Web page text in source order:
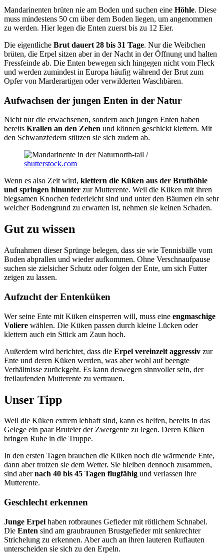
Mandarinenten brüten nie am Boden und suchen eine Höhle. Diese
muss mindestens 50 cm über dem Boden liegen, um angenommen
zu werden. Hier legen die Enten zuerst bis zu 12 Eier.
Die eigentliche Brut dauert 28 bis 31 Tage. Nur die Weibchen
brüten, die Erpel sitzen aber in der Nacht in der Öffnung und halten
Fressfeinde ab. Die Enten bewegen sich hingegen nicht vom Fleck
und werden zumindest in Europa häufig während der Brut zum
Opfer von Marderartigen oder verwilderten Waschbären.
Aufwachsen der jungen Enten in der Natur
Nicht nur die erwachsenen, sondern auch jungen Enten haben
bereits Krallen an den Zehen und können geschickt klettern. Mit
den Schwanzfedern stützen sie sich zudem ab.
north-tail /
shutterstock.com
Wenn es also Zeit wird, klettern die Küken aus der Bruthöhle
und springen hinunter zur Mutterente. Weil die Küken mit ihren
biegsamen Knochen federleicht sind und unter den Bäumen ein sehr
weicher Bodengrund zu erwarten ist, nehmen sie keinen Schaden.
Gut zu wissen
Aufnahmen dieser Sprünge belegen, dass sie wie Tennisbälle vom
Boden abprallen und wieder aufkommen. Ohne Verschnaufpause
suchen sie zielsicher Schutz oder folgen der Ente, um sich Futter
zeigen zu lassen.
Aufzucht der Entenküken
Wer seine Ente mit Küken einsperren will, muss eine engmaschige
Voliere wählen. Die Küken passen durch kleine Lücken oder
klettern auch ein Stück am Zaun hoch.
Außerdem wird berichtet, dass die Erpel vereinzelt aggressiv zur
Ente und deren Küken werden, was aber wohl auf beengte
Verhältnisse zurückgeht. Es kann deswegen sinnvoller sein, der
freilaufenden Mutterente zu vertrauen.
Unser Tipp
Weil die Küken extrem lebhaft sind, kann es helfen, bereits in das
Gelege ein paar Bruteier der Zwergente zu legen. Deren Küken
bringen Ruhe in die Truppe.
In den ersten Tagen brauchen die Küken noch die wärmende Ente,
dann aber trotzen sie dem Wetter. Sie bleiben dennoch zusammen,
sind abernach 40 bis 45 Tagen flugfähig und verlassen ihre
Mutterente.
Geschlecht erkennen
Junge Erpel haben rotbraunes Gefieder mit rötlichem Schnabel.
Die Enten sind am graubraunen Brustgefieder mit senkrechter
Strichelung zu erkennen. Aber auch an ihren lauteren Ruflauten
unterscheiden sie sich zu den Erpeln.